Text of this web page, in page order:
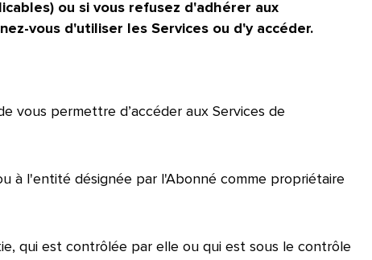
ou si vous refusez d'adhérer aux
vous d'utiliser les Services ou d'y accéder.​​
vous permettre d’accéder aux Services de
à l'entité désignée par l'Abonné comme propriétaire
qui est contrôlée par elle ou qui est sous le contrôle